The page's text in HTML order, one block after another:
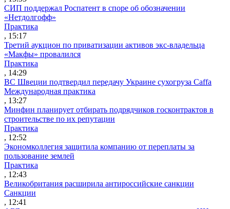
СИП поддержал Роспатент в споре об обозначении
«Нетдолгофф»
Практика
, 15:17
Третий аукцион по приватизации активов экс-владельца
«Макфы» провалился
Практика
, 14:29
ВС Швеции подтвердил передачу Украине сухогруза Caffa
Международная практика
, 13:27
Минфин планирует отбирать подрядчиков госконтрактов в
строительстве по их репутации
Практика
, 12:52
Экономколлегия защитила компанию от переплаты за
пользование землей
Практика
, 12:43
Великобритания расширила антироссийские санкции
Санкции
, 12:41